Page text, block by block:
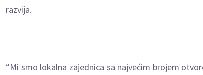
razvija.
“Mi smo lokalna zajednica sa najvećim brojem